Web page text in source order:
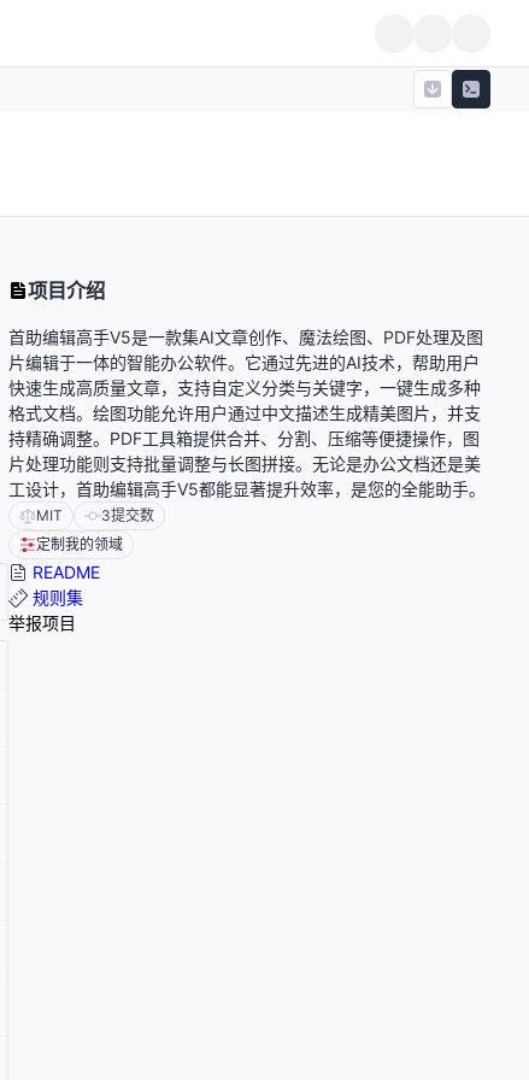
项目介绍
首助编辑高手V5是一款集AI文章创作、魔法绘图、PDF处理及图
片编辑于一体的智能办公软件。它通过先进的AI技术，帮助用户
快速生成高质量文章，支持自定义分类与关键字，一键生成多种
格式文档。绘图功能允许用户通过中文描述生成精美图片，并支
持精确调整。PDF工具箱提供合并、分割、压缩等便捷操作，图
片处理功能则支持批量调整与长图拼接。无论是办公文档还是美
工设计，首助编辑高手V5都能显著提升效率，是您的全能助手。
MIT 3提交数
定制我的领域
README
规则集
举报项目